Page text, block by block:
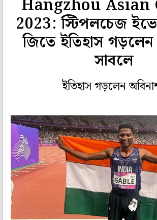
Hangzhou Asian
2023: স্টিপলচেজ
জিতে ইতিহাস
সাবলে
ইতিহাস গড়লেন